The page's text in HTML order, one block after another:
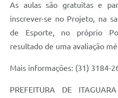
As aulas são gratuitas e
inscrever-se no Projeto, na
de Esporte, no próprio
resultado de uma avaliação
Mais informações: (31) 3184-
PREFEITURA DE